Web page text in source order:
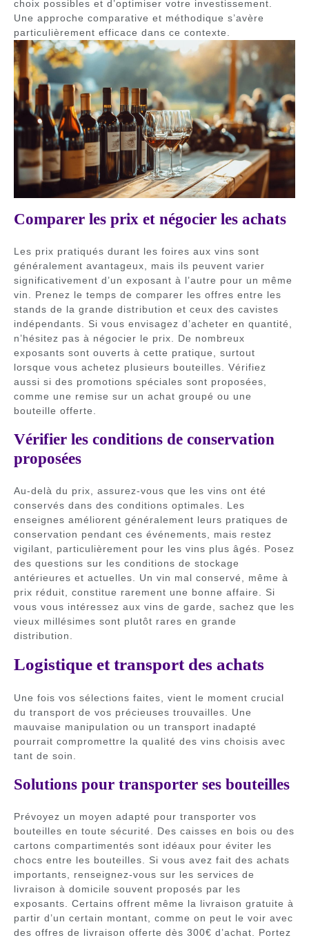
choix possibles et d’optimiser votre investissement.
Une approche comparative et méthodique s’avère
particulièrement efficace dans ce contexte.
Comparer les prix et négocier les achats
Les prix pratiqués durant les foires aux vins sont
généralement avantageux, mais ils peuvent varier
significativement d’un exposant à l’autre pour un même
vin. Prenez le temps de comparer les offres entre les
stands de la grande distribution et ceux des cavistes
indépendants. Si vous envisagez d’acheter en quantité,
n’hésitez pas à négocier le prix. De nombreux
exposants sont ouverts à cette pratique, surtout
lorsque vous achetez plusieurs bouteilles. Vérifiez
aussi si des promotions spéciales sont proposées,
comme une remise sur un achat groupé ou une
bouteille offerte.
Vérifier les conditions de conservation
proposées
Au-delà du prix, assurez-vous que les vins ont été
conservés dans des conditions optimales. Les
enseignes améliorent généralement leurs pratiques de
conservation pendant ces événements, mais restez
vigilant, particulièrement pour les vins plus âgés. Posez
des questions sur les conditions de stockage
antérieures et actuelles. Un vin mal conservé, même à
prix réduit, constitue rarement une bonne affaire. Si
vous vous intéressez aux vins de garde, sachez que les
vieux millésimes sont plutôt rares en grande
distribution.
Logistique et transport des achats
Une fois vos sélections faites, vient le moment crucial
du transport de vos précieuses trouvailles. Une
mauvaise manipulation ou un transport inadapté
pourrait compromettre la qualité des vins choisis avec
tant de soin.
Solutions pour transporter ses bouteilles
Prévoyez un moyen adapté pour transporter vos
bouteilles en toute sécurité. Des caisses en bois ou des
cartons compartimentés sont idéaux pour éviter les
chocs entre les bouteilles. Si vous avez fait des achats
importants, renseignez-vous sur les services de
livraison à domicile souvent proposés par les
exposants. Certains offrent même la livraison gratuite à
partir d’un certain montant, comme on peut le voir avec
des offres de livraison offerte dès 300€ d’achat. Portez